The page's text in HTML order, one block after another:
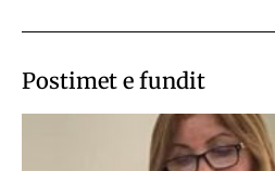
Postimet e fundit